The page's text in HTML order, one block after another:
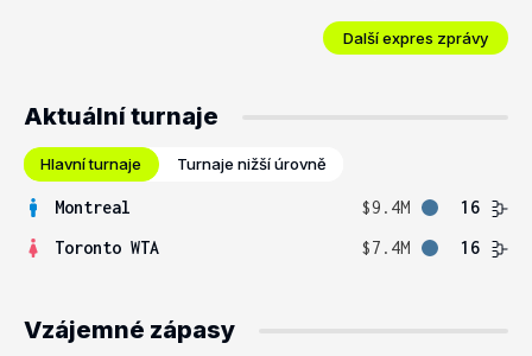
Další expres zprávy
Aktuální turnaje
Hlavní turnaje Turnaje nižší úrovně
Montreal $9.4M
16
Toronto WTA
$7.4M 16
Vzájemné zápasy